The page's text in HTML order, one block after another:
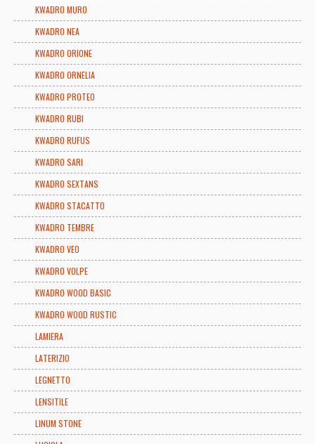
KWADRO MURO
KWADRO NEA
KWADRO ORIONE
KWADRO ORNELIA
KWADRO PROTEO
KWADRO RUBI
KWADRO RUFUS
KWADRO SARI
KWADRO SEXTANS
KWADRO STACATTO
KWADRO TEMBRE
KWADRO VEO
KWADRO VOLPE
KWADRO WOOD BASIC
KWADRO WOOD RUSTIC
LAMIERA
LATERIZIO
LEGNETTO
LENSITILE
LINUM STONE